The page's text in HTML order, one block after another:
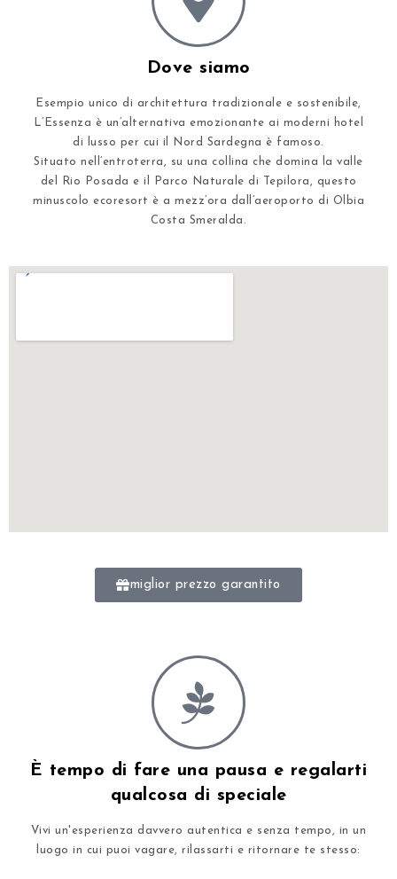
Dove siamo
Esempio unico di architettura tradizionale e sostenibile,
L’Essenza è un’alternativa emozionante ai moderni hotel
di lusso per cui il Nord Sardegna è famoso.
Situato nell’entroterra, su una collina che domina la valle
del Rio Posada e il Parco Naturale di Tepilora, questo
minuscolo ecoresort è a mezz’ora dall’aeroporto di Olbia
Costa Smeralda.
miglior prezzo garantito
È tempo di fare una pausa e regalarti
qualcosa di speciale​
Vivi un'esperienza davvero autentica e senza tempo, in un
luogo in cui puoi vagare, rilassarti e ritornare te stesso​: